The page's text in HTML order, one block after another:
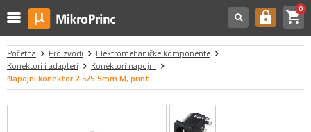
https shopping_cart0
Početna Proizvodi
Elektromehaničke komponente
Konektori i adapteri
Konektori napojni
Napojni konektor 2.5/5.5mm M, print